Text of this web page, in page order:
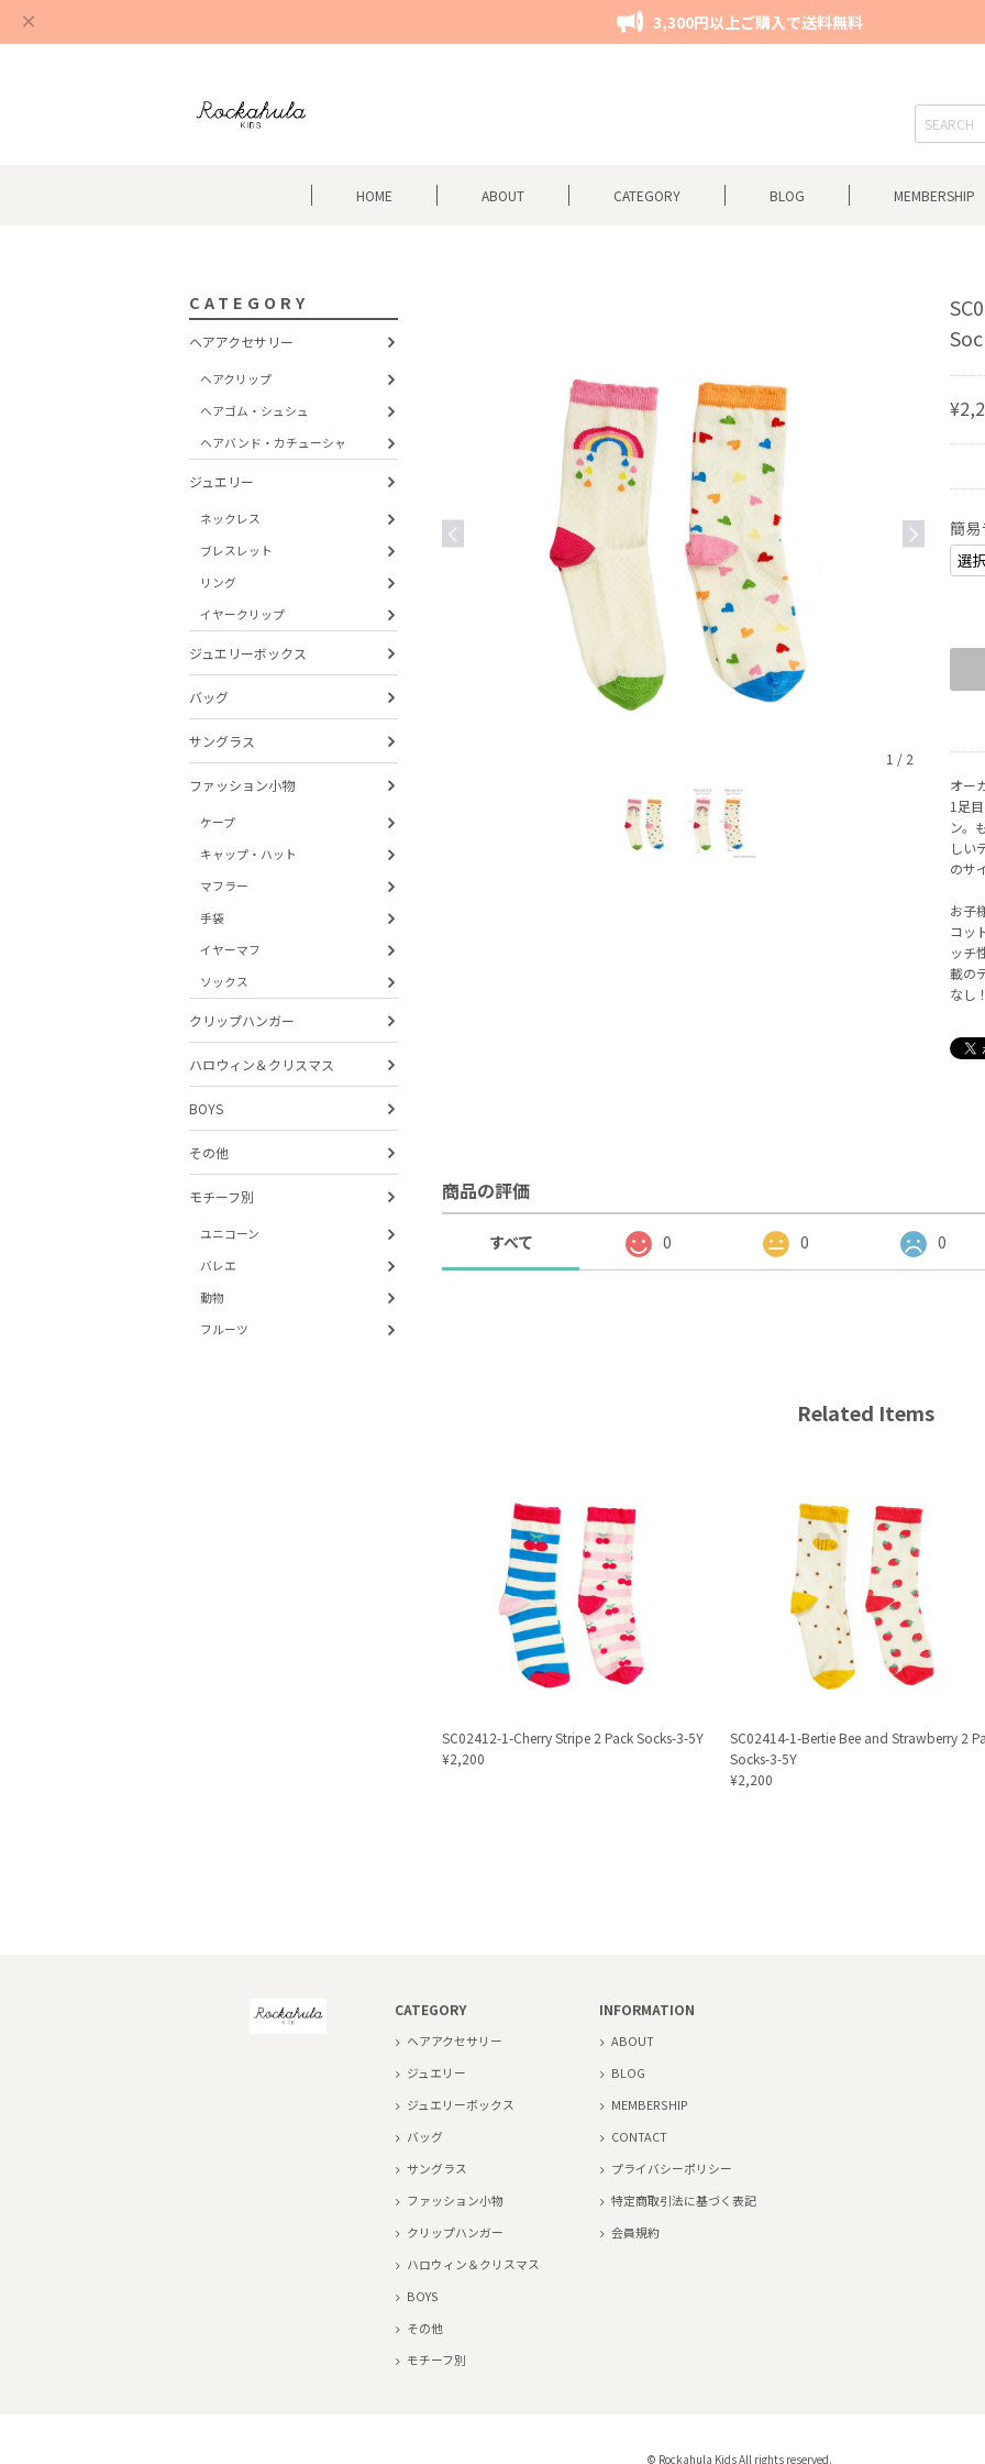
3,300円以上ご購入で送料無料
HOME ABOUT CATEGORY BLOG MEMBERSHIP
CATEGORY
ヘアアクセサリー
ヘアクリップ
ヘアゴム・シュシュ
ヘアバンド・カチューシャ
ジュエリー
ネックレス
ブレスレット
リング
イヤークリップ
ジュエリーボックス
バッグ
サングラス
ファッション小物
ケープ
キャップ・ハット
マフラー
手袋
イヤーマフ
ソックス
クリップハンガー
ハロウィン＆クリスマス
BOYS
その他
モチーフ別
ユニコーン
バレエ
動物
フルーツ
1 / 2
簡
オー
1足
ン。
しい
のサ
お子
コッ
ッチ
載の
なし！
商品の評価
すべて 0 0 0
Related Items
SC02412-1-Cherry Stripe 2 Pack Socks-3-5Y
¥2,200
SC02414-1-Bertie Bee and Strawberry 2
Socks-3-5Y
¥2,200
CATEGORY
ヘアアクセサリー
ジュエリー
ジュエリーボックス
バッグ
サングラス
ファッション小物
クリップハンガー
ハロウィン＆クリスマス
BOYS
その他
モチーフ別
INFORMATION
ABOUT
BLOG
MEMBERSHIP
CONTACT
プライバシーポリシー
特定商取引法に基づく表記
会員規約
© Rockahula Kids All rights reserved.